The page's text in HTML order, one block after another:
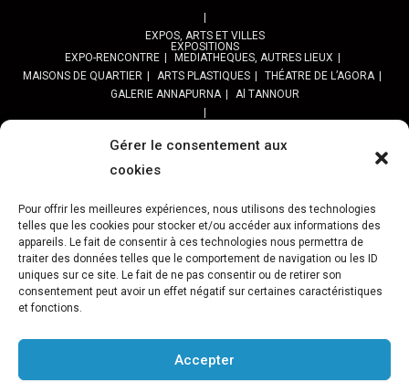
Gérer le consentement aux
cookies
Pour offrir les meilleures expériences, nous utilisons des technologies
telles que les cookies pour stocker et/ou accéder aux informations des
appareils. Le fait de consentir à ces technologies nous permettra de
traiter des données telles que le comportement de navigation ou les ID
uniques sur ce site. Le fait de ne pas consentir ou de retirer son
consentement peut avoir un effet négatif sur certaines caractéristiques
et fonctions.
Accepter
EXPOS, ARTS ET VILLES
EXPOSITIONS
EXPO-RENCONTRE
MEDIATHEQUES, AUTRES LIEUX
MAISONS DE QUARTIER
ARTS PLASTIQUES
THÉATRE DE L’AGORA
GALERIE ANNAPURNA
Al TANNOUR
PPROGRAMME DES BALADES URBAINES 2025
Programme SORTIES URBAN SKETCHER 2024-2025 :
Archives URBAN SKETCHERS ESSONNE
ATELIERS CULTURELS STREET ART JEU URBAIN « JeSuisMaVille »
L’ASSOCIATION
Gâteau d’Evry-C.
Retour sur 15 ans d’actions Préfigurations
FESTIVAL VILLES &TOILES-programme 2024